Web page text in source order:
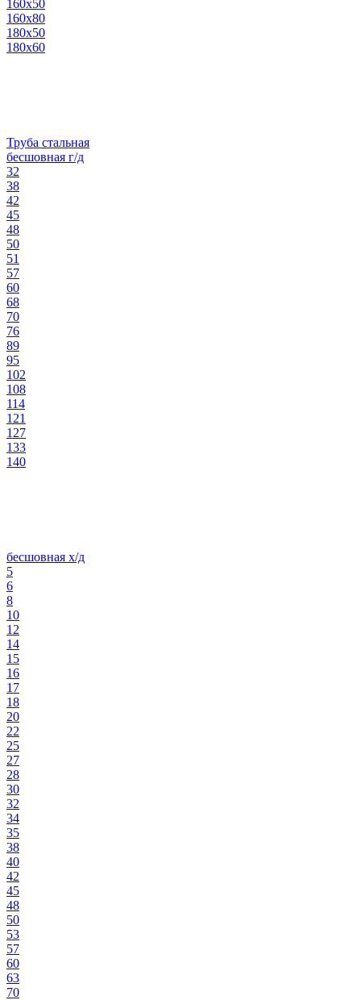
160х50
160х80
180х50
180х60
Труба стальная
бесшовная г/д
32
38
42
45
48
50
51
57
60
68
70
76
89
95
102
108
114
121
127
133
140
бесшовная х/д
5
6
8
10
12
14
15
16
17
18
20
22
25
27
28
30
32
34
35
38
40
42
45
48
50
53
57
60
63
70